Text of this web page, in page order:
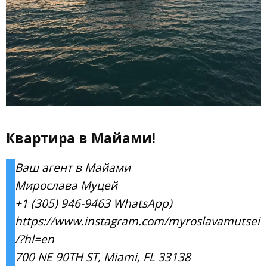
Квартира в Майами!
Ваш агент в Майами
Мирослава Муцей
+1 (305) 946-9463WhatsApp)
https://www.instagram.com/myroslavamutsei
/?hl=en
700 NE 90TH ST, Miami, FL 33138